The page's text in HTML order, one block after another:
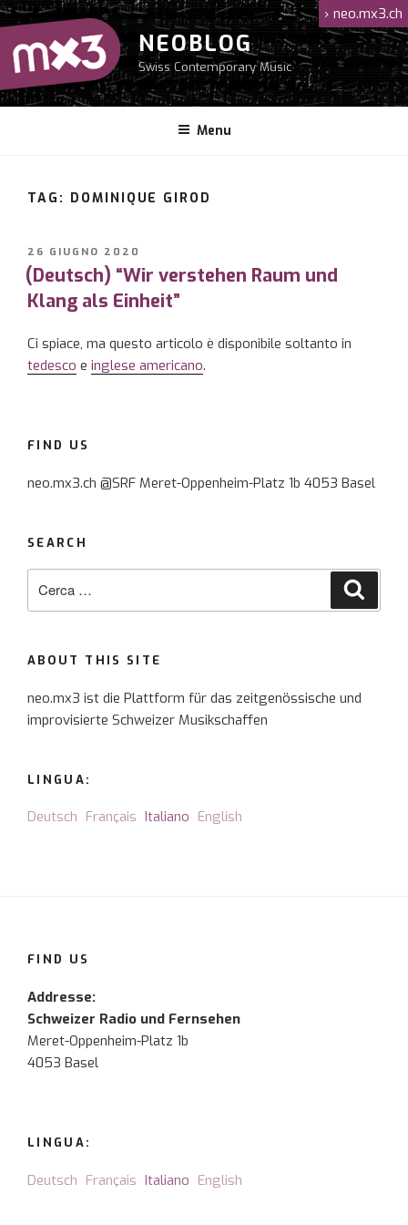
Salta
al
contenuto
NEOBLOG
Swiss Contemporary Music
Menu
› neo.mx3.ch
TAG: DOMINIQUE GIROD
PUBBLICATO
IL
26 GIUGNO 2020
(Deutsch) “Wir verstehen Raum und
Klang als Einheit”
Ci spiace, ma questo articolo è disponibile soltanto in
tedesco e inglese americano.
FIND US
neo.mx3.ch @SRF Meret-Oppenheim-Platz 1b 4053 Basel
SEARCH
ABOUT THIS SITE
neo.mx3 ist die Plattform für das zeitgenössische und
improvisierte Schweizer Musikschaffen
LINGUA:
Deutsch Français Italiano English
FIND US
Addresse:
Schweizer Radio und Fernsehen
Meret-Oppenheim-Platz 1b
4053 Basel
LINGUA:
Deutsch Français Italiano English